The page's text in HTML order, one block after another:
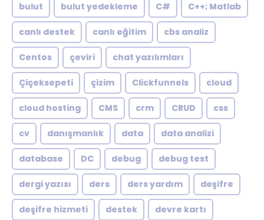
bulut bulut yedekleme C# C++; Matlab
canlı destek canlı eğitim cbs analiz
Centos çeviri chat yazılımları
Çiçeksepeti çizim Clickfunnels cloud
cloud hosting CMS crm CRUD css
cv danışmanlık data data analizi
database DC debug debug test
dergi yazısı ders ders yardım deşifre
deşifre hizmeti destek devre kartı